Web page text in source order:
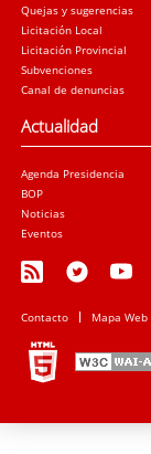
Quejas y sugerencias
Licitación Local
Licitación Provincial
Subvenciones
Canal de denuncias
Actualidad
Agenda Presidencia
BOP
Noticias
Eventos
Contacto Mapa Web